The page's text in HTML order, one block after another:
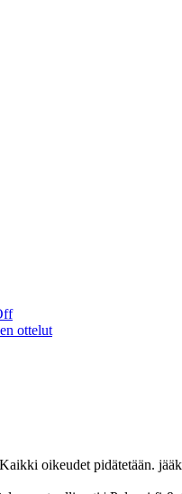
ottelut
oikeudet pidätetään.